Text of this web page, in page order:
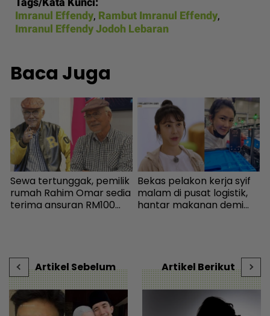
Imranul Effendy, Rambut Imranul Effendy,
Imranul Effendy Jodoh Lebaran
Baca Juga
Sewa tertunggak, pemilik
rumah Rahim Omar sedia
terima ansuran RM100
Bekas pelakon kerja syif
malam di pusat logistik,
hantar makanan demi
Artikel Sebelum
Artikel Berikut